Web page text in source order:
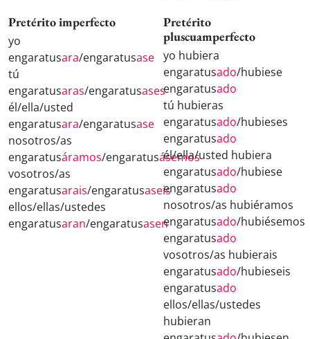
Pretérito imperfecto
yo
engaratusara/engaratusase
tú
engaratusaras/engaratusases
él/ella/usted
engaratusara/engaratusase
nosotros/as
engaratusáramos/engaratusásemos
vosotros/as
engaratusarais/engaratusaseis
ellos/ellas/ustedes
engaratusaran/engaratusasen
Pretérito
pluscuamperfecto
yo hubiera
engaratusado/hubiese
engaratusado
tú hubieras
engaratusado/hubieses
engaratusado
él/ella/usted hubiera
engaratusado/hubiese
engaratusado
nosotros/as hubiéramos
engaratusado/hubiésemos
engaratusado
vosotros/as hubierais
engaratusado/hubieseis
engaratusado
ellos/ellas/ustedes
hubieran